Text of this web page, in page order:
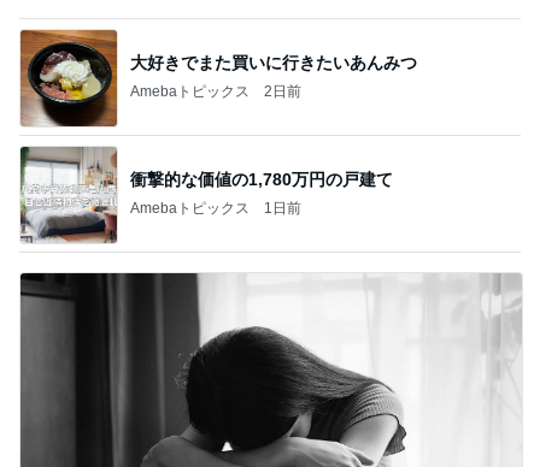
大好きでまた買いに行きたいあんみつ
Amebaトピックス 2日前
衝撃的な価値の1,780万円の戸建て
Amebaトピックス 1日前